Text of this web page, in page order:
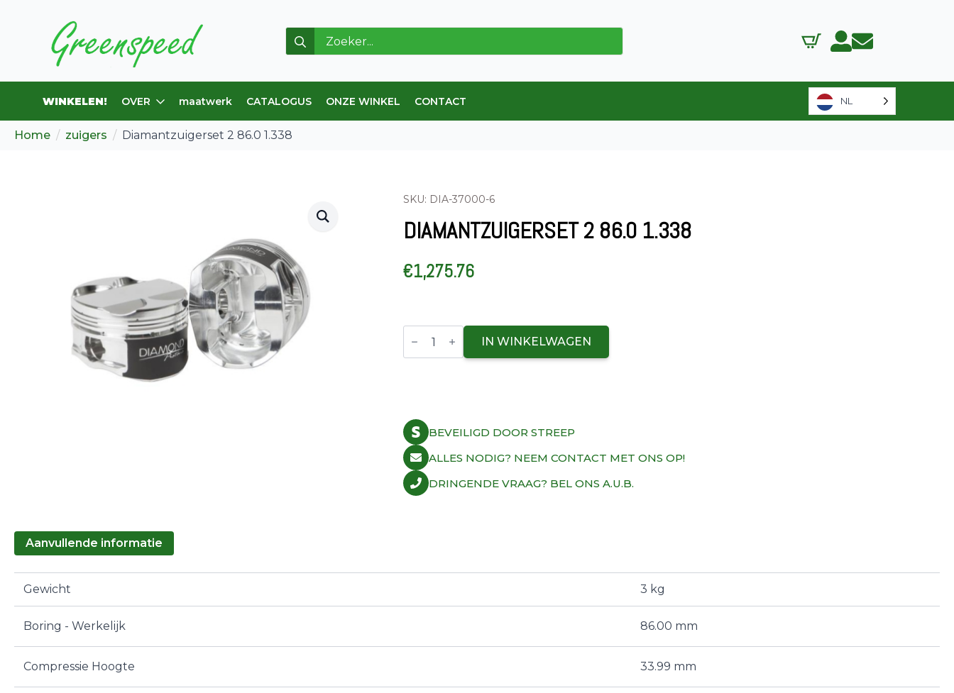
Zoeken:
WINKELEN! OVER maatwerk CATALOGUS ONZE WINKEL CONTACT NL
Home zuigers Diamantzuigerset 2 86.0 1.338
SKU: DIA-37000-6
DIAMANTZUIGERSET 2 86.0 1.338
€1,275.76
Diamond
Piston
IN WINKELWAGEN
BEVEILIGD DOOR STREEP
ALLES NODIG? NEEM CONTACT MET ONS OP!
DRINGENDE VRAAG? BEL ONS A.U.B.
Aanvullende informatie
Gewicht 3 kg
Boring - Werkelijk 86.00 mm
Compressie Hoogte 33.99 mm